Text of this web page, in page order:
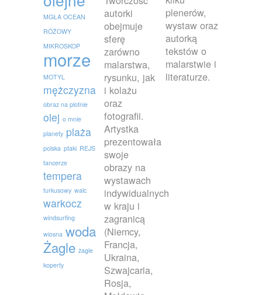
MGŁA OCEAN
RÓŻOWY
MIKROSKOP
morze
MOTYL
mężczyzna
obraz na plotnie
olej o mnie
planety plaża
polska ptaki REJS
tancerze
tempera
turkusowy walc
warkocz
windsurfing
wiosna woda
Żagle żagle
koperty
autorki
obejmuje
sferę
zarówno
malarstwa,
rysunku, jak
i kolażu
oraz
fotografii.
Artystka
prezentowała
swoje
obrazy na
wystawach
indywidualnych
w kraju i
zagranicą
(Niemcy,
Francja,
Ukraina,
Szwajcaria,
Rosja,
plenerów,
wystaw oraz
autorką
tekstów o
malarstwie i
literaturze.